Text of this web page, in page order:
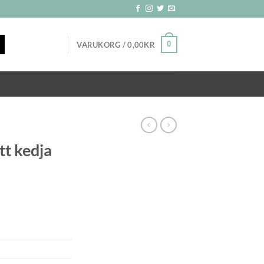
VARUKORG /0,00KR 0
kedja